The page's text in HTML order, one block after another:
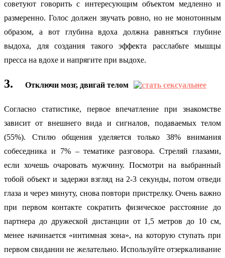
советуют говорить с интересующим объектом медленно и
размеренно. Голос должен звучать ровно, но не монотонным
образом, а вот глубина вдоха должна равняться глубине
выдоха, для создания такого эффекта расслабьте мышцы
пресса на вдохе и напрягите при выдохе.
3. Отключи мозг, двигай телом
Согласно статистике, первое впечатление при знакомстве
зависит от внешнего вида и сигналов, подаваемых телом
(55%). Cтилю общения уделяется только 38% внимания
собеседника и 7% – тематике разговора. Стреляй глазами,
если хочешь очаровать мужчину. Посмотри на выбранный
тобой объект и задержи взгляд на 2-3 секунды, потом отведи
глаза и через минуту, снова повтори пристрелку. Очень важно
при первом контакте сократить физическое расстояние до
партнера до дружеской дистанции от 1,5 метров до 10 см,
менее начинается «интимная зона», на которую ступать при
первом свидании не желательно. Используйте отзеркаливание